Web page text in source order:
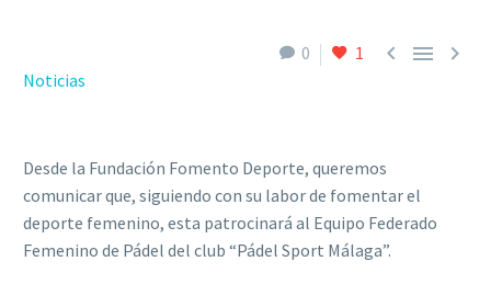
0 1   
Noticias
Desde la Fundación Fomento Deporte, queremos
comunicar que, siguiendo con su labor de fomentar el
deporte femenino, esta patrocinará al Equipo Federado
Femenino de Pádel del club “Pádel Sport Málaga”.